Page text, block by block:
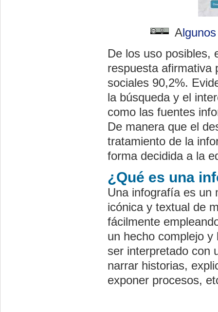
A
De los uso posibles,
respuesta afirmativa
sociales 90,2%.
la búsqueda y el
como las fuentes
De manera que el
tratamiento de la
forma decidida a la
¿Qué es una
Una infografía es un
icónica y textual de
fácilmente
un hecho complejo
ser interpretado con
narrar historias,
exponer procesos,